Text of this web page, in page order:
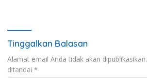
Tinggalkan Balasan
Alamat email Anda tidak akan dipublikasikan.
ditandai *